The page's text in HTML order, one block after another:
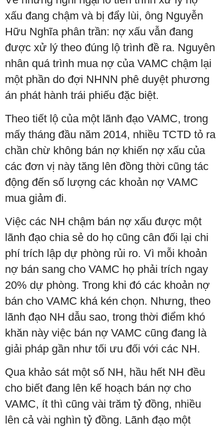
xấu đang chậm và bị đẩy lùi, ông Nguyễn
Hữu Nghĩa phân trần: nợ xấu vẫn đang
được xử lý theo đúng lộ trình đề ra. Nguyên
nhân quá trình mua nợ của VAMC chậm lại
một phần do đợi NHNN phê duyệt phương
án phát hành trái phiếu đặc biệt.
Theo tiết lộ của một lãnh đạo VAMC, trong
mấy tháng đầu năm 2014, nhiều TCTD tỏ ra
chần chừ không bán nợ khiến nợ xấu của
các đơn vị này tăng lên đồng thời cũng tác
động đến số lượng các khoản nợ VAMC
mua giảm đi.
Việc các NH chậm bán nợ xấu được một
lãnh đạo chia sẻ do họ cũng cân đối lại chi
phí trích lập dự phòng rủi ro. Vì mỗi khoản
nợ bán sang cho VAMC họ phải trích ngay
20% dự phòng. Trong khi đó các khoản nợ
bán cho VAMC khá kén chọn. Nhưng, theo
lãnh đạo NH dẫu sao, trong thời điểm khó
khăn này việc bán nợ VAMC cũng đang là
giải pháp gần như tối ưu đối với các NH.
Qua khảo sát một số NH, hầu hết NH đều
cho biết đang lên kế hoạch bán nợ cho
VAMC, ít thì cũng vài trăm tỷ đồng, nhiều
lên cả vài nghìn tỷ đồng. Lãnh đạo một